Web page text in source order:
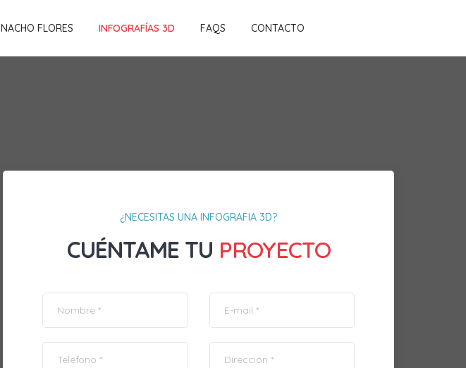
NACHO FLORES INFOGRAFÍAS 3D FAQS CONTACTO
¿NECESITAS UNA INFOGRAFIA 3D?
CUÉNTAME TU PROYECTO